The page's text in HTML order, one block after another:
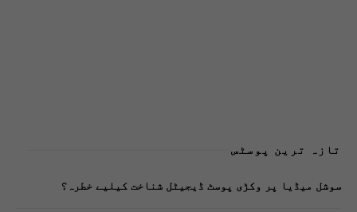
تازہ ترین پوسٹس
سوشل میڈیا پر وکڑی پوسٹ ڈیجیٹل شناخت کیلیے خطرہ؟